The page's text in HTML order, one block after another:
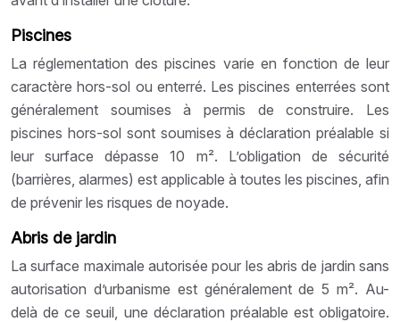
Piscines
La réglementation des piscines varie en fonction de leur
caractère hors-sol ou enterré. Les piscines enterrées sont
généralement soumises à permis de construire. Les
piscines hors-sol sont soumises à déclaration préalable si
leur surface dépasse 10 m². L’obligation de sécurité
(barrières, alarmes) est applicable à toutes les piscines, afin
de prévenir les risques de noyade.
Abris de jardin
La surface maximale autorisée pour les abris de jardin sans
autorisation d’urbanisme est généralement de 5 m². Au-
delà de ce seuil, une déclaration préalable est obligatoire.